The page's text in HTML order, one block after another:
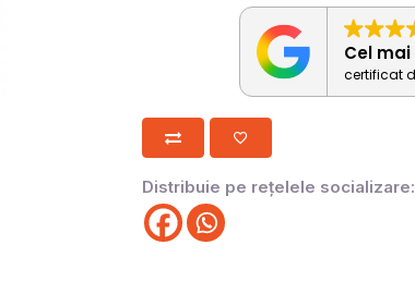
Cel
certificat
Distribuie pe rețelele socializare: